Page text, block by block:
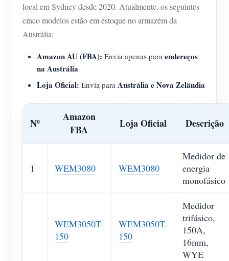
local em Sydney desde 2020. Atualmente, os seguintes
cinco modelos estão em estoque no armazém da
Austrália:
Amazon AU (FBA): Envia apenas para endereços
na Austrália
Loja Oficial: Envia para Austrália e Nova Zelândia
Nº
Amazon
FBA
Loja Oficial Descrição
1 WEM3080 WEM3080
Medidor de
energia
monofásico
WEM3050T-
150
WEM3050T-
150
Medidor
trifásico,
150A,
16mm,
WYE